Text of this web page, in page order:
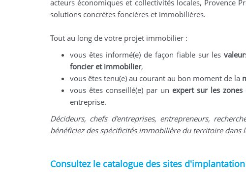
acteurs économiques et collectivités locales, Provence
solutions concrètes foncières et immobilières.
Tout au long de votre projet immobilier :
vous êtes informé(e) de façon fiable sur les
foncier et immobilier,
vous êtes tenu(e) au courant au bon moment de la
vous êtes conseillé(e) par un expert sur les zones
entreprise.
Décideurs, chefs d’entreprises, entrepreneurs,
bénéficiez des spécificités immobilière du territoire dans
Consultez le catalogue des sites